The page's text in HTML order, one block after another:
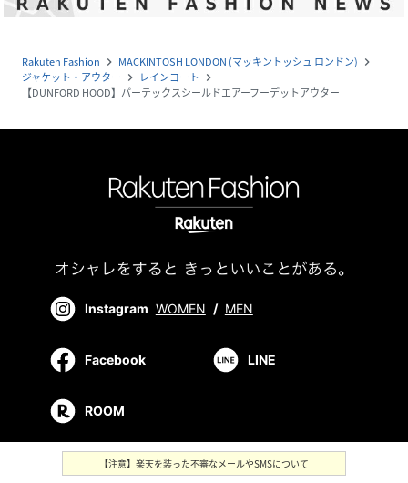
Rakuten Fashion navigate_next MACKINTOSH LONDON (マッキントッシュ ロンドン) navigate_next
ジャケット・アウター navigate_next レインコート navigate_next
【DUNFORD HOOD】パーテックスシールドエアーフーデットアウター
Instagram WOMEN / MEN
Facebook LINE
ROOM
【注意】楽天を装った不審なメールやSMSについて